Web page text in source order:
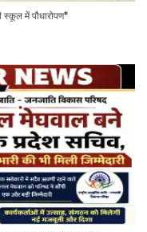
स्कूल में पौधारोपण*